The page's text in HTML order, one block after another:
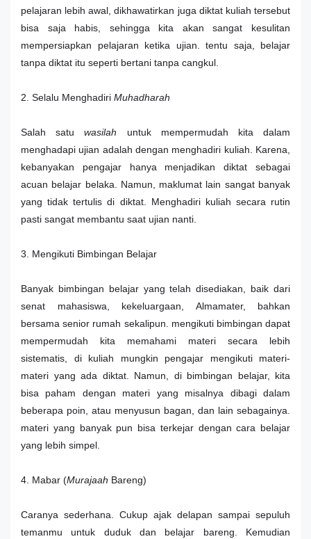
pelajaran lebih awal, dikhawatirkan juga diktat kuliah tersebut
bisa saja habis, sehingga kita akan sangat kesulitan
mempersiapkan pelajaran ketika ujian. tentu saja, belajar
tanpa diktat itu seperti bertani tanpa cangkul.
2. Selalu Menghadiri Muhadharah
Salah satuwasilah untuk mempermudah kita dalam
menghadapi ujian adalah dengan menghadiri kuliah. Karena,
kebanyakan pengajar hanya menjadikan diktat sebagai
acuan belajar belaka. Namun, maklumat lain sangat banyak
yang tidak tertulis di diktat. Menghadiri kuliah secara rutin
pasti sangat membantu saat ujian nanti.
3. Mengikuti Bimbingan Belajar
Banyak bimbingan belajar yang telah disediakan, baik dari
senat mahasiswa, kekeluargaan, Almamater, bahkan
bersama senior rumah sekalipun. mengikuti bimbingan dapat
mempermudah kita memahami materi secara lebih
sistematis, di kuliah mungkin pengajar mengikuti materi-
materi yang ada diktat. Namun, di bimbingan belajar, kita
bisa paham dengan materi yang misalnya dibagi dalam
beberapa poin, atau menyusun bagan, dan lain sebagainya.
materi yang banyak pun bisa terkejar dengan cara belajar
yang lebih simpel.
4. Mabar (Murajaah Bareng)
Caranya sederhana. Cukup ajak delapan sampai sepuluh
temanmu untuk duduk dan belajar bareng. Kemudian